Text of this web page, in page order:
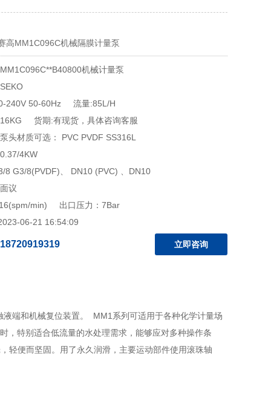
高MM1C096C机械隔膜计量泵
机械计量泵
240V 50-60Hz 流量:85L/H
货期:有现货，具体咨询客服
头材质可选： PVC PVDF SS316L
4KW
8 G3/8(PVDF)、 DN10 (PVC) 、DN10
议
min) 出口压力：7Bar
06-21 16:54:09
18720919319 立即咨询
和机械复位装置。 MM1系列可适用于各种化学计量场
，特别适合低流量的水处理需求，能够应对多种操作条
轻便而坚固。用了永久润滑，主要运动部件使用滚珠轴